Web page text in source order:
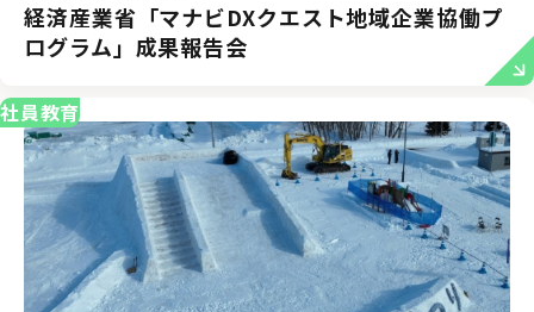
経済産業省「マナビDXクエスト地域企業協働プ
ログラム」成果報告会
社員教育